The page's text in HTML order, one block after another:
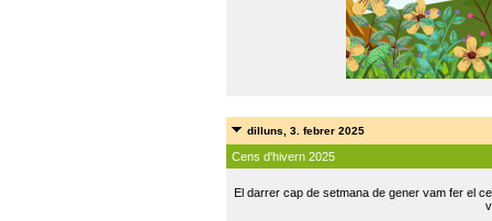
dilluns, 3. febrer 2025
Cens d'hivern 2025
El darrer cap de setmana de gener vam fer el